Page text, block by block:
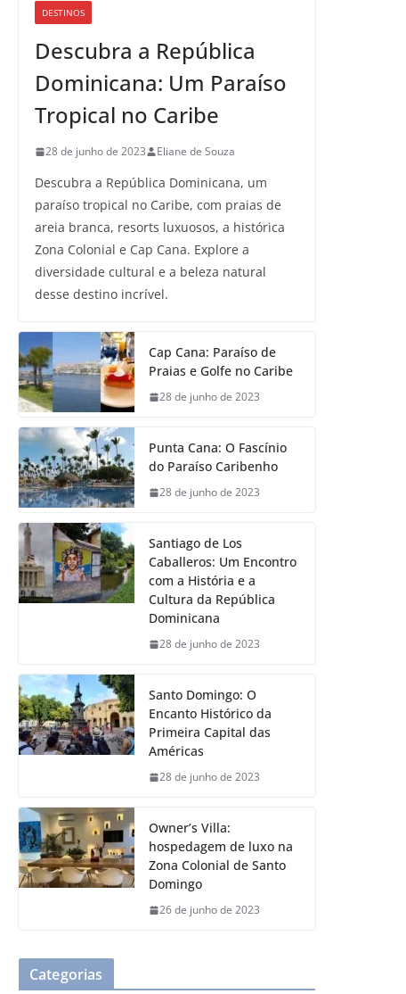
DESTINOS
Descubra a República
Dominicana: Um Paraíso
Tropical no Caribe
28 de junho de 2023 Eliane de Souza
Descubra a República Dominicana, um
paraíso tropical no Caribe, com praias de
areia branca, resorts luxuosos, a histórica
Zona Colonial e Cap Cana. Explore a
diversidade cultural e a beleza natural
desse destino incrível.
Cap Cana: Paraíso de
Praias e Golfe no Caribe
28 de junho de 2023
Punta Cana: O Fascínio
do Paraíso Caribenho
28 de junho de 2023
Santiago de Los
Caballeros: Um Encontro
com a História e a
Cultura da República
Dominicana
28 de junho de 2023
Santo Domingo: O
Encanto Histórico da
Primeira Capital das
Américas
28 de junho de 2023
Owner’s Villa:
hospedagem de luxo na
Zona Colonial de Santo
Domingo
26 de junho de 2023
Categorias